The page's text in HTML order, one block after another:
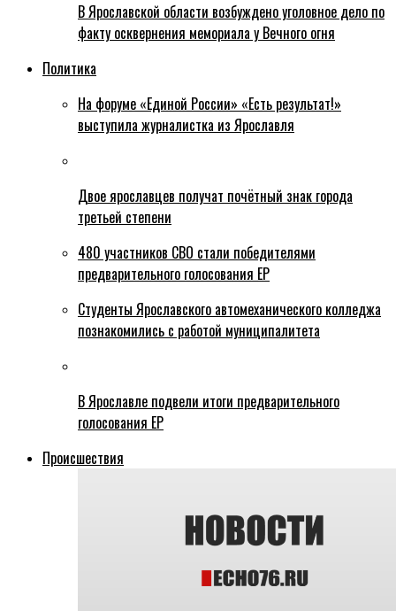
В Ярославской области возбуждено уголовное дело по
факту осквернения мемориала у Вечного огня
Политика
На форуме «Единой России» «Есть результат!»
выступила журналистка из Ярославля
Двое ярославцев получат почётный знак города
третьей степени
480 участников СВО стали победителями
предварительного голосования ЕР
Студенты Ярославского автомеханического колледжа
познакомились с работой муниципалитета
В Ярославле подвели итоги предварительного
голосования ЕР
Происшествия